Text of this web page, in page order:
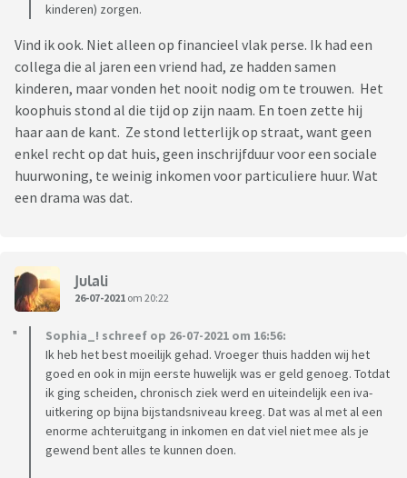
kinderen) zorgen.
Vind ik ook. Niet alleen op financieel vlak perse. Ik had een
collega die al jaren een vriend had, ze hadden samen
kinderen, maar vonden het nooit nodig om te trouwen. Het
koophuis stond al die tijd op zijn naam. En toen zette hij
haar aan de kant. Ze stond letterlijk op straat, want geen
enkel recht op dat huis, geen inschrijfduur voor een sociale
huurwoning, te weinig inkomen voor particuliere huur. Wat
een drama was dat.
Julali
26-07-2021 om 20:22
Sophia_! schreef op 26-07-2021 om 16:56:
Ik heb het best moeilijk gehad. Vroeger thuis hadden wij het
goed en ook in mijn eerste huwelijk was er geld genoeg. Totdat
ik ging scheiden, chronisch ziek werd en uiteindelijk een iva-
uitkering op bijna bijstandsniveau kreeg. Dat was al met al een
enorme achteruitgang in inkomen en dat viel niet mee als je
gewend bent alles te kunnen doen.